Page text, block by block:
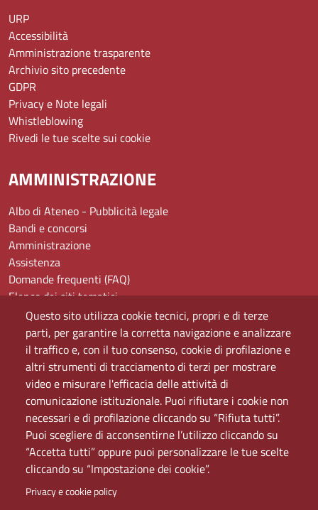
Questo sito utilizza cookie tecnici, propri e di terze
parti, per garantire la corretta navigazione e analizzare
il traffico e, con il tuo consenso, cookie di profilazione e
altri strumenti di tracciamento di terzi per mostrare
video e misurare l'efficacia delle attività di
comunicazione istituzionale. Puoi rifiutare i cookie non
necessari e di profilazione cliccando su “Rifiuta tutti”.
Puoi scegliere di acconsentirne l’utilizzo cliccando su
“Accetta tutti” oppure puoi personalizzare le tue scelte
cliccando su “Impostazione dei cookie”.
Privacy e cookie policy
URP
Accessibilità
Amministrazione trasparente
Archivio sito precedente
GDPR
Privacy e Note legali
Whistleblowing
Rivedi le tue scelte sui cookie
AMMINISTRAZIONE
Albo di Ateneo - Pubblicità legale
Bandi e concorsi
Amministrazione
Assistenza
Domande frequenti (FAQ)
Elenco dei siti tematici
Mappa del sito
PEC
Rete Wi-Fi Eduroam
Servizio Proxy
Guida all’uso del portale